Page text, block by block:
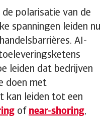
polarisatie van de
spanningen leiden nu
AI-
leiden dat bedrijven
doen met
kan leiden tot een
of near-shoring,